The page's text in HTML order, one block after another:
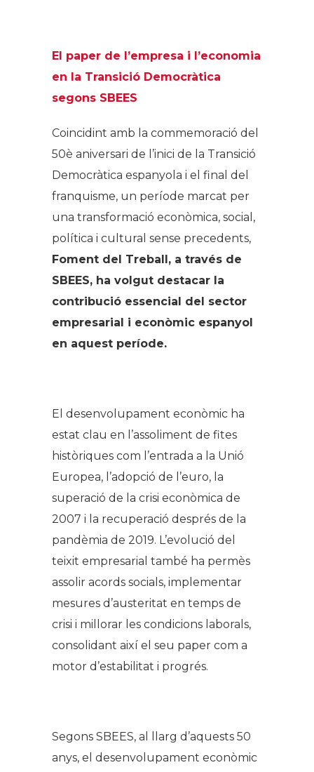
El paper de l’empresa i l’economia
en la Transició Democràtica
segons SBEES
Coincidint amb la commemoració del
50è aniversari de l’inici de la Transició
Democràtica espanyola i el final del
franquisme, un període marcat per
una transformació econòmica, social,
política i cultural sense precedents,
Foment del Treball, a través de
SBEES, ha volgut destacar la
contribució essencial del sector
empresarial i econòmic espanyol
en aquest període.
El desenvolupament econòmic ha
estat clau en l’assoliment de fites
històriques com l’entrada a la Unió
Europea, l’adopció de l’euro, la
superació de la crisi econòmica de
2007 i la recuperació després de la
pandèmia de 2019. L’evolució del
teixit empresarial també ha permès
assolir acords socials, implementar
mesures d’austeritat en temps de
crisi i millorar les condicions laborals,
consolidant així el seu paper com a
motor d’estabilitat i progrés.
Segons SBEES, al llarg d’aquests 50
anys, el desenvolupament econòmic